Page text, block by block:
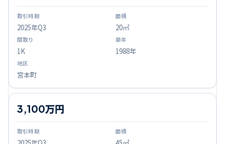
2025年Q3 20㎡
1K 1988年
宮本町
3,100万円